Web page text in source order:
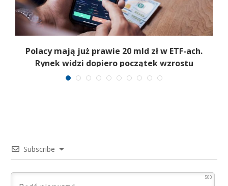
Polacy mają już prawie 20 mld zł w ETF-ach.
Rynek widzi dopiero początek wzrostu
Subscribe
500